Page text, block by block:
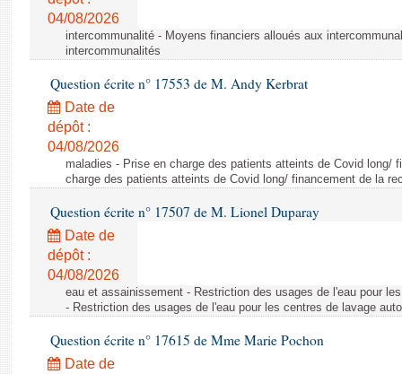
04/08/2026
intercommunalité - Moyens financiers alloués aux
intercommunalités
Question écrite n° 17553 de M. Andy Kerbrat
Date de
dépôt :
04/08/2026
maladies - Prise en charge des patients atteints de Covid long/
charge des patients atteints de Covid long/ financement de la
Question écrite n° 17507 de M. Lionel Duparay
Date de
dépôt :
04/08/2026
eau et assainissement - Restriction des usages de l'eau pour
- Restriction des usages de l'eau pour les centres de lavage
Question écrite n° 17615 de Mme Marie Pochon
Date de